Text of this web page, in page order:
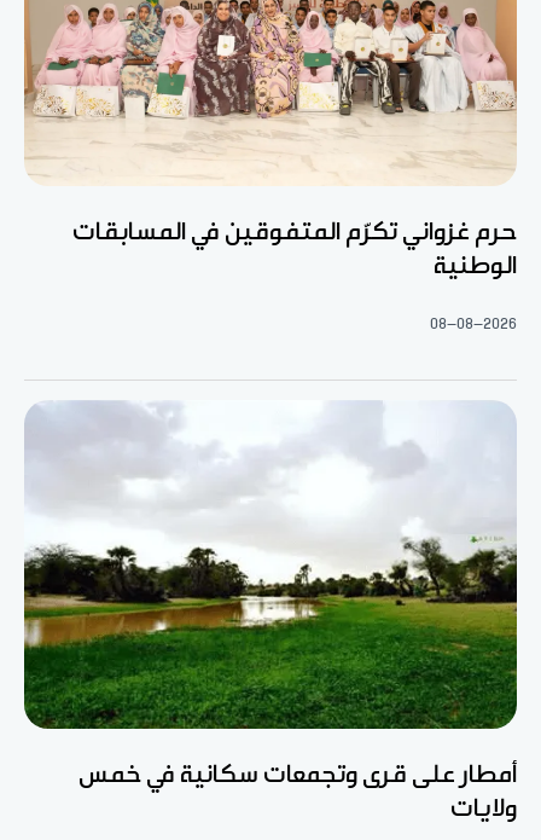
حرم غزواني تكرّم المتفوقين في المسابقات
الوطنية
08-08-2026
أمطار على قرى وتجمعات سكانية في خمس
ولايات